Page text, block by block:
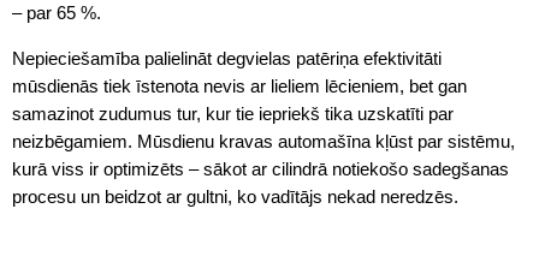
– par 65 %.
Nepieciešamība palielināt degvielas patēriņa efektivitāti
mūsdienās tiek īstenota nevis ar lieliem lēcieniem, bet gan
samazinot zudumus tur, kur tie iepriekš tika uzskatīti par
neizbēgamiem. Mūsdienu kravas automašīna kļūst par sistēmu,
kurā viss ir optimizēts – sākot ar cilindrā notiekošo sadegšanas
procesu un beidzot ar gultni, ko vadītājs nekad neredzēs.